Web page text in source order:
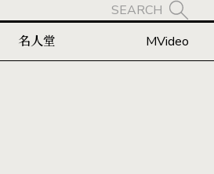
SEARCH
名人堂 MVideo